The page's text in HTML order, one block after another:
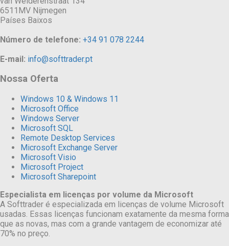
6511MV Nijmegen
Países Baixos
Número de telefone: +34 91 078 2244
E-mail: info@softtrader.pt
Nossa Oferta
Windows 10 & Windows 11
Microsoft Office
Windows Server
Microsoft SQL
Remote Desktop Services
Microsoft Exchange Server
Microsoft Visio
Microsoft Project
Microsoft Sharepoint
Especialista em licenças por volume da Microsoft
A Softtrader é especializada em licenças de volume Microsoft
usadas. Essas licenças funcionam exatamente da mesma forma
que as novas, mas com a grande vantagem de economizar até
70% no preço.